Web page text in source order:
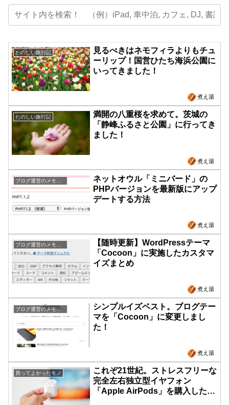
たのしい旅行記
見るべきはネモフィラよりもチュ
ーリップ！国営ひたち海浜公園に
いってきました！
煮え湯
たのしい旅行記
満開の八重桜を求めて。茨城の
「静峰ふるさと公園」に行ってき
ました！
煮え湯
ネットオウル「ミニバード」の
PHPバージョンを最新版にアップ
デートする方法
煮え湯
ブログ運営のメモとか
【随時更新】WordPressテーマ
「Cocoon」に実施したカスタマ
イズまとめ
煮え湯
ブログ運営のメモとか
シンプルイズベスト。ブログテー
マを「Cocoon」に変更しまし
た！
煮え湯
買ってよかったモノ
これぞ21世紀。ストレスフリーな
完全左右独立型イヤフォン
「Apple AirPods」を購入したの